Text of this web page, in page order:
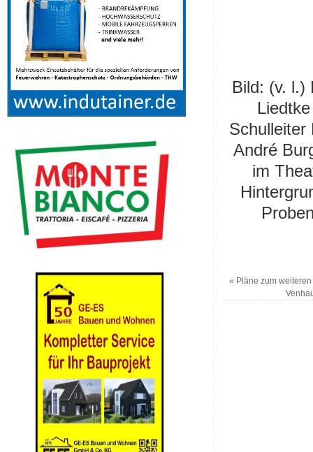
Bild: (v. l.)
Schulleiter
André
im
« Pläne zum